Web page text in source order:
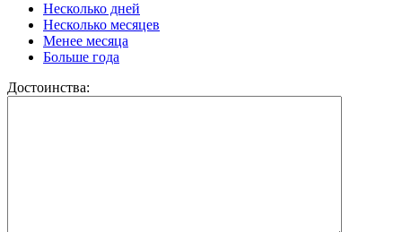
Несколько дней
Несколько месяцев
Менее месяца
Больше года
Достоинства: